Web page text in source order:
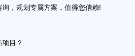
，规划专属方案，值得您信赖!
目？